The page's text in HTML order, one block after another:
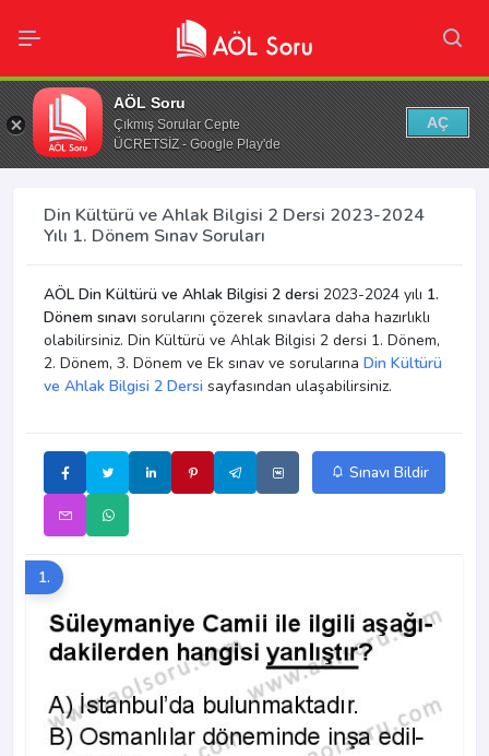
AÖL Soru
Çıkmış Sorular Cepte
ÜCRETSİZ - Google Play'de
AÇ
Din Kültürü ve Ahlak Bilgisi 2 Dersi 2023-2024
Yılı 1. Dönem Sınav Soruları
AÖL Din Kültürü ve Ahlak Bilgisi 2 dersi 2023-2024 yılı 1.
Dönem sınavı sorularını çözerek sınavlara daha hazırlıklı
olabilirsiniz. Din Kültürü ve Ahlak Bilgisi 2 dersi 1. Dönem,
2. Dönem, 3. Dönem ve Ek sınav ve sorularına Din Kültürü
ve Ahlak Bilgisi 2 Dersi sayfasından ulaşabilirsiniz.
Sınavı Bildir
1.